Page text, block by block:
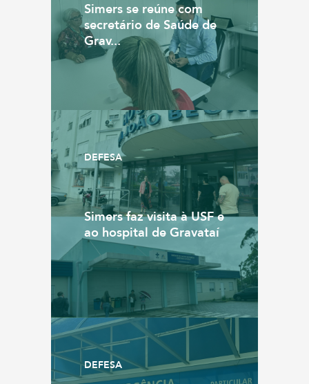
Simers se reúne com
secretário de Saúde de
Grav...
DEFESA
Simers faz visita à USF e
ao hospital de Gravataí
DEFESA